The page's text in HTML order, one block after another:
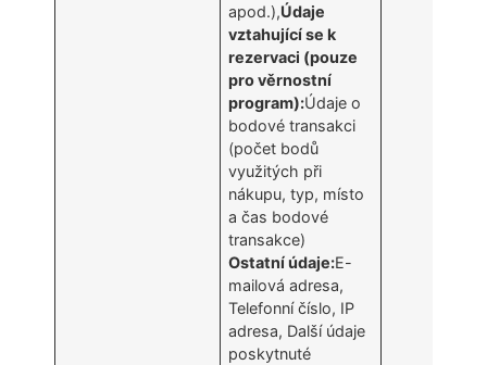
apod.),Údaje
vztahující se k
rezervaci (pouze
pro věrnostní
program):Údaje o
bodové transakci
(počet bodů
využitých při
nákupu, typ, místo
a čas bodové
transakce)
Ostatní údaje:E-
mailová adresa,
Telefonní číslo, IP
adresa, Další údaje
poskytnuté